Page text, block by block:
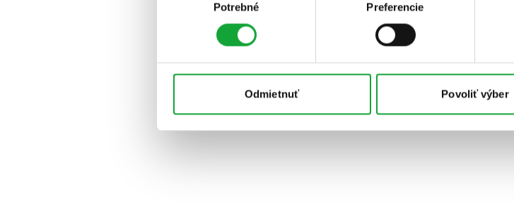
Potrebné Preferencie
Odmietnuť Povoliť výber